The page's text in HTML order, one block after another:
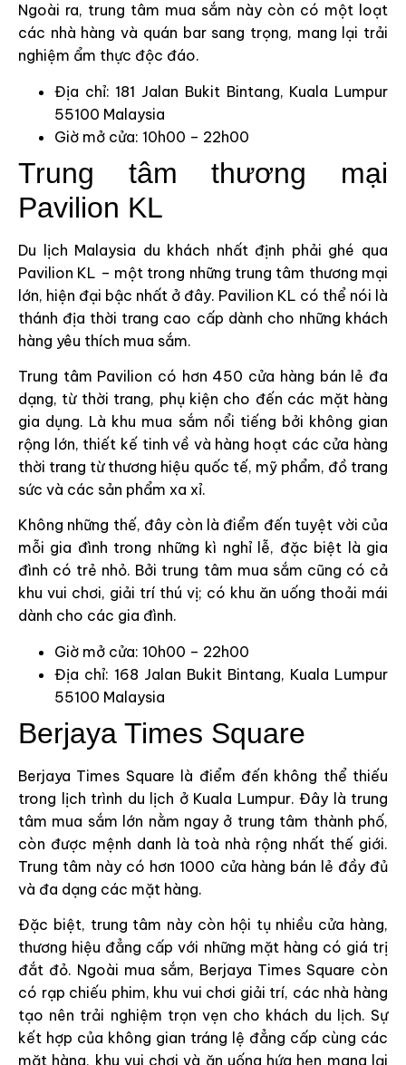
Ngoài ra, trung tâm mua sắm này còn có một loạt
các nhà hàng và quán bar sang trọng, mang lại trải
nghiệm ẩm thực độc đáo.
Địa chỉ: 181 Jalan Bukit Bintang, Kuala Lumpur
55100 Malaysia
Giờ mở cửa: 10h00 – 22h00
Trung tâm thương mại
Pavilion KL
Du lịch Malaysia du khách nhất định phải ghé qua
Pavilion KL – một trong những trung tâm thương mại
lớn, hiện đại bậc nhất ở đây. Pavilion KL có thể nói là
thánh địa thời trang cao cấp dành cho những khách
hàng yêu thích mua sắm.
Trung tâm Pavilion có hơn 450 cửa hàng bán lẻ đa
dạng, từ thời trang, phụ kiện cho đến các mặt hàng
gia dụng. Là khu mua sắm nổi tiếng bởi không gian
rộng lớn, thiết kế tinh về và hàng hoạt các cửa hàng
thời trang từ thương hiệu quốc tế, mỹ phẩm, đồ trang
sức và các sản phẩm xa xỉ.
Không những thế, đây còn là điểm đến tuyệt vời của
mỗi gia đình trong những kì nghỉ lễ, đặc biệt là gia
đình có trẻ nhỏ. Bởi trung tâm mua sắm cũng có cả
khu vui chơi, giải trí thú vị; có khu ăn uống thoải mái
dành cho các gia đình.
Giờ mở cửa: 10h00 – 22h00
Địa chỉ: 168 Jalan Bukit Bintang, Kuala Lumpur
55100 Malaysia
Berjaya Times Square
Berjaya Times Square là điểm đến không thể thiếu
trong lịch trình du lịch ở Kuala Lumpur. Đây là trung
tâm mua sắm lớn nằm ngay ở trung tâm thành phố,
còn được mệnh danh là toà nhà rộng nhất thế giới.
Trung tâm này có hơn 1000 cửa hàng bán lẻ đầy đủ
và đa dạng các mặt hàng.
Đặc biệt, trung tâm này còn hội tụ nhiều cửa hàng,
thương hiệu đẳng cấp với những mặt hàng có giá trị
đắt đỏ. Ngoài mua sắm, Berjaya Times Square còn
có rạp chiếu phim, khu vui chơi giải trí, các nhà hàng
tạo nên trải nghiệm trọn vẹn cho khách du lịch. Sự
kết hợp của không gian tráng lệ đẳng cấp cùng các
mặt hàng, khu vui chơi và ăn uống hứa hẹn mang lại